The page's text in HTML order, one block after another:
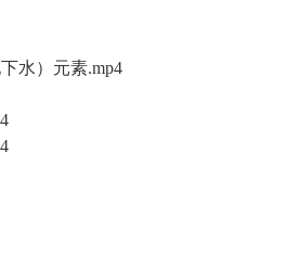
水）元素.mp4